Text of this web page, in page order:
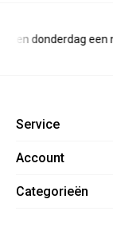
en donderdag een
Service
Home
Veelgestelde vragen
Account
Registreren
Categorieën